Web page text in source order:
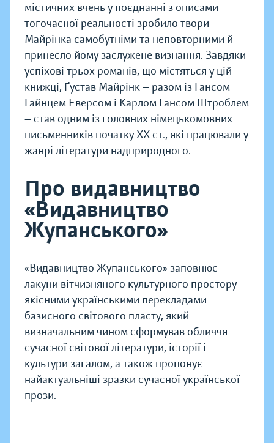
містичних вчень у поєднанні з описами
тогочасної реальності зробило твори
Майрінка самобутніми та неповторними й
принесло йому заслужене визнання. Завдяки
успіхові трьох романів, що містяться у цій
книжці, Ґустав Майрінк — разом із Гансом
Гайнцем Еверсом і Карлом Гансом Штроблем
— став одним із головних німецькомовних
письменників початку XX cт., які працювали у
жанрі літератури надприродного.
Про видавництво
«Видавництво
Жупанського»
«Видавництво Жупанського» заповнює
лакуни вітчизняного культурного простору
якісними українськими перекладами
базисного світового пласту, який
визначальним чином сформував обличчя
сучасної світової літератури, історії і
культури загалом, а також пропонує
найактуальніші зразки сучасної української
прози.